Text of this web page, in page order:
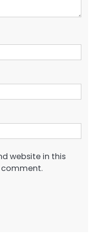
website in this
comment.